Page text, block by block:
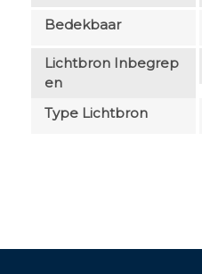
Bedekbaar
Lichtbron Inbegrep
En
Type Lichtbron